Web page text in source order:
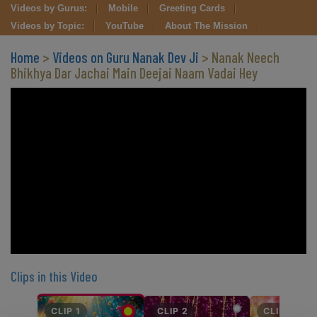
Videos by Gurus: Mobile
Greeting Cards
Videos by Topic:
YouTube About The Mission
Home > Videos on Guru Nanak Dev Ji > Nanak Neech
Bhikhya Dar Jachai Main Deejai Naam Vadai Hey
Clips in this Video
CLIP 1 CLIP 2 CLIP 3